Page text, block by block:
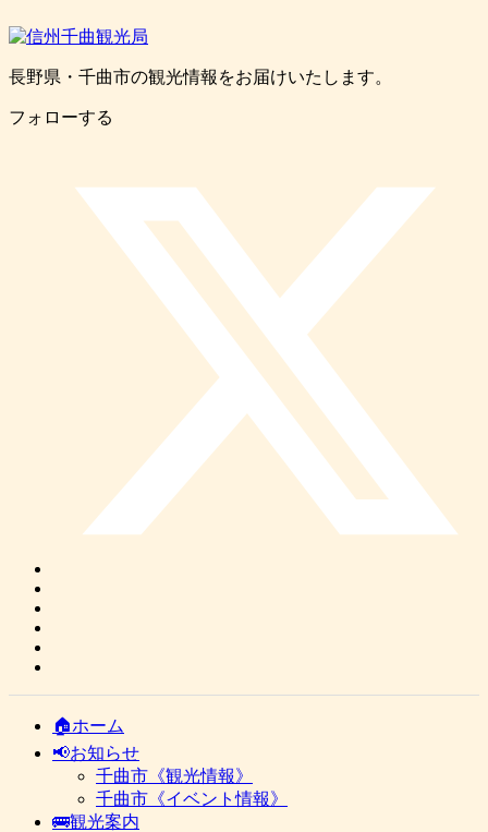
長野県・千曲市の観光情報をお届けいたします。
フォローする
🏠ホーム
📢お知らせ
千曲市《観光情報》
千曲市《イベント情報》
🚌観光案内